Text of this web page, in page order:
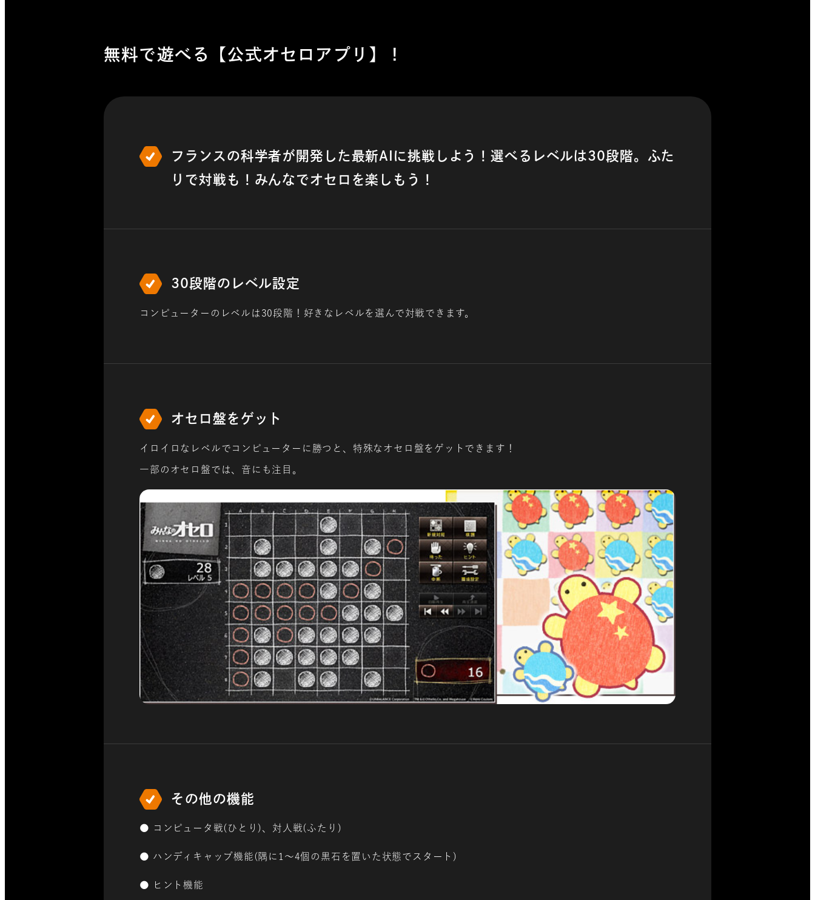
無料で遊べる【公式オセロアプリ】！
フランスの科学者が開発した最新AIに挑戦しよう！選べるレベルは30段階。ふた
りで対戦も！​みんなでオセロを楽しもう！
30段階のレベル設定
コンピューターのレベルは30段階！好きなレベルを​ 選んで対戦できます。
オセロ盤をゲット
イロイロなレベルでコンピューターに勝つと、特殊な​ オセロ盤をゲットできます！
一部のオセロ盤では、音にも注目。
その他の機能
● コンピュータ戦(ひとり)、対人戦(ふたり)
● ハンディキャップ機能(隅に1～4個の黒石を置いた状態でスタート)
● ヒント機能